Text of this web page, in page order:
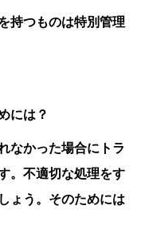
持つものは特別管理
には？
なかった場合にトラ
。不適切な処理をす
ょう。そのためには